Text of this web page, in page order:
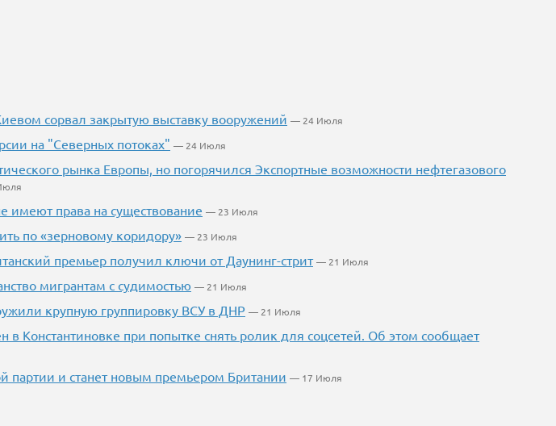
сорвал закрытую выставку вооружений — 24 Июля
на "Северных потоках" — 24 Июля
рынка Европы, но погорячился Экспортные возможности нефтегазового
имеют права на существование — 23 Июля
по «зерновому коридору» — 23 Июля
премьер получил ключи от Даунинг-стрит — 21 Июля
мигрантам с судимостью — 21 Июля
крупную группировку ВСУ в ДНР — 21 Июля
Константиновке при попытке снять ролик для соцсетей. Об этом сообщает
и станет новым премьером Британии — 17 Июля